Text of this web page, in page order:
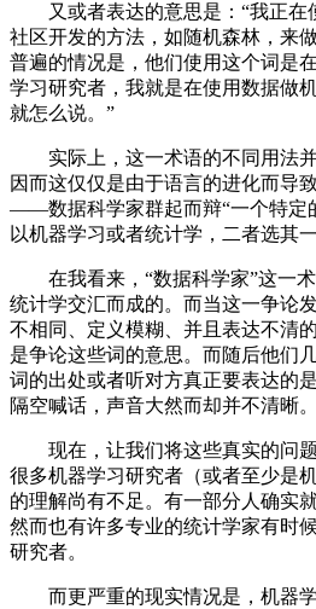
又或者表达的意思是：“我正在
社区开发的方法，如随机森林，来
普遍的情况是，他们使用这个词是
学习研究者，我就是在使用数据做
就怎么说。”
实际上，这一术语的不同用法并
因而这仅仅是由于语言的进化而导
——数据科学家群起而辩“一个特定
以机器学习或者统计学，二者选其
在我看来，“数据科学家”这一术
统计学交汇而成的。而当这一争论
不相同、定义模糊、并且表达不清
是争论这些词的意思。而随后他们
词的出处或者听对方真正要表达的
隔空喊话，声音大然而却并不清晰。
现在，让我们将这些真实的问题
很多机器学习研究者（或者至少是
的理解尚有不足。有一部分人确实
然而也有许多专业的统计学家有时
研究者。
而更严重的现实情况是，机器学